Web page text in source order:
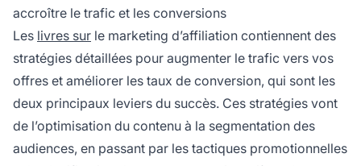
accroître le trafic et les conversions
Les livres sur le marketing d’affiliation contiennent des
stratégies détaillées pour augmenter le trafic vers vos
offres et améliorer les taux de conversion, qui sont les
deux principaux leviers du succès. Ces stratégies vont
de l’optimisation du contenu à la segmentation des
audiences, en passant par les tactiques promotionnelles